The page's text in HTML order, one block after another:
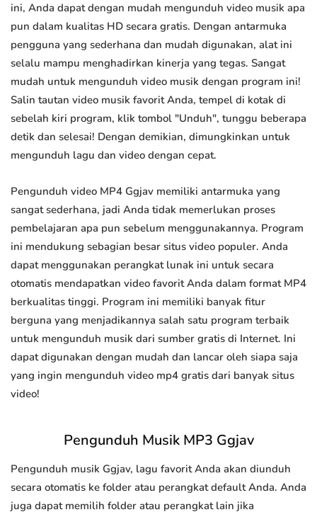
ini, Anda dapat dengan mudah mengunduh video musik apa
pun dalam kualitas HD secara gratis. Dengan antarmuka
pengguna yang sederhana dan mudah digunakan, alat ini
selalu mampu menghadirkan kinerja yang tegas. Sangat
mudah untuk mengunduh video musik dengan program ini!
Salin tautan video musik favorit Anda, tempel di kotak di
sebelah kiri program, klik tombol "Unduh", tunggu beberapa
detik dan selesai! Dengan demikian, dimungkinkan untuk
mengunduh lagu dan video dengan cepat.
Pengunduh video MP4 Ggjav memiliki antarmuka yang
sangat sederhana, jadi Anda tidak memerlukan proses
pembelajaran apa pun sebelum menggunakannya. Program
ini mendukung sebagian besar situs video populer. Anda
dapat menggunakan perangkat lunak ini untuk secara
otomatis mendapatkan video favorit Anda dalam format MP4
berkualitas tinggi. Program ini memiliki banyak fitur
berguna yang menjadikannya salah satu program terbaik
untuk mengunduh musik dari sumber gratis di Internet. Ini
dapat digunakan dengan mudah dan lancar oleh siapa saja
yang ingin mengunduh video mp4 gratis dari banyak situs
video!
Pengunduh Musik MP3 Ggjav
Pengunduh musik Ggjav, lagu favorit Anda akan diunduh
secara otomatis ke folder atau perangkat default Anda. Anda
juga dapat memilih folder atau perangkat lain jika